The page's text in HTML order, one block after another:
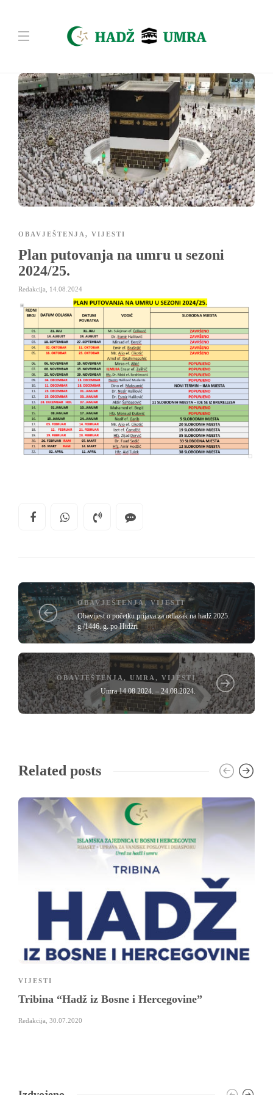
OBAVJEŠTENJA , VIJESTI
Plan putovanja na umru u sezoni
2024/25.
Redakcija 14.08.2024
OBAVJEŠTENJA,VIJESTI
Obavijest o početku prijava za odlazak na hadž 2025.
g./1446. g. po Hidžri
OBAVJEŠTENJA , UMRA , VIJESTI
Umra 14.08.2024. – 24.08.2024.
Related posts
VIJESTI
Tribina “Hadž iz Bosne i Hercegovine”
Redakcija 30.07.2020